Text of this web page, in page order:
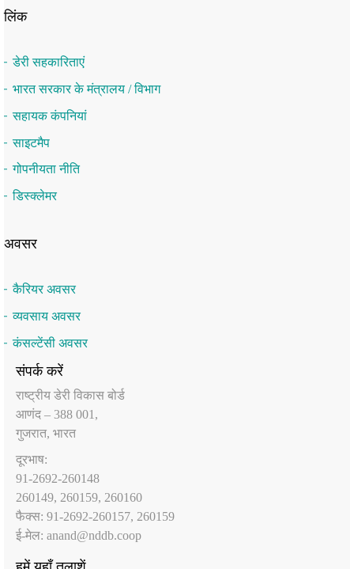
लिंक
डेरी सहकारिताएं
भारत सरकार के मंत्रालय / विभाग
सहायक कंपनियां
साइटमैप
गोपनीयता नीति
डिस्क्लेमर
अवसर
कैरियर अवसर
व्यवसाय अवसर
कंसल्टेंसी अवसर
संपर्क करें
राष्‍ट्रीय डेरी विकास बोर्ड
आणंद – 388 001,
गुजरात, भारत
दूरभाष:
91-2692-260148
260149, 260159, 260160
फैक्‍स: 91-2692-260157, 260159
ई-मेल: anand@nddb.coop